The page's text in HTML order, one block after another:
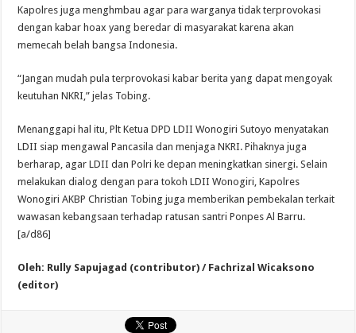
Kapolres juga menghmbau agar para warganya tidak terprovokasi
dengan kabar hoax yang beredar di masyarakat karena akan
memecah belah bangsa Indonesia.
“Jangan mudah pula terprovokasi kabar berita yang dapat mengoyak
keutuhan NKRI,” jelas Tobing.
Menanggapi hal itu, Plt Ketua DPD LDII Wonogiri Sutoyo menyatakan
LDII siap mengawal Pancasila dan menjaga NKRI. Pihaknya juga
berharap, agar LDII dan Polri ke depan meningkatkan sinergi. Selain
melakukan dialog dengan para tokoh LDII Wonogiri, Kapolres
Wonogiri AKBP Christian Tobing juga memberikan pembekalan terkait
wawasan kebangsaan terhadap ratusan santri Ponpes Al Barru.
[a/d86]
Oleh: Rully Sapujagad (contributor) / Fachrizal Wicaksono
(editor)